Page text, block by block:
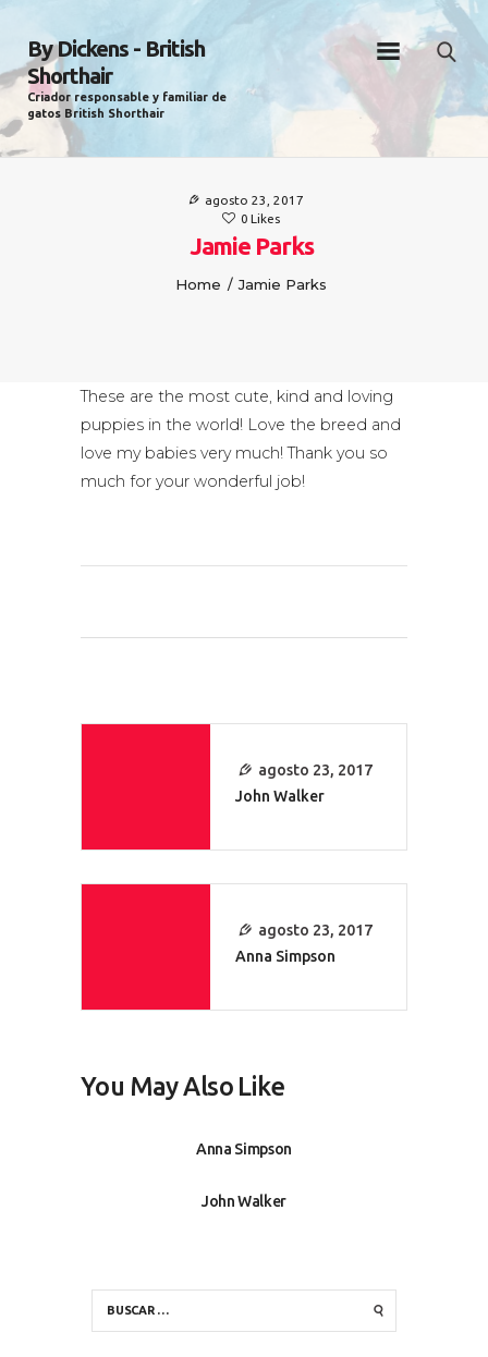
By Dickens - British
Shorthair
Criador responsable y familiar de
gatos British Shorthair
agosto 23, 2017
0 Likes
Jamie Parks
Home Jamie Parks
Sobre nosotros
Nuestros gatos
These are the most cute, kind and loving
puppies in the world! Love the breed and
love my babies very much! Thank you so
much for your wonderful job!
agosto 23, 2017
John Walker
agosto 23, 2017
Anna Simpson
You May Also Like
Anna Simpson
John Walker